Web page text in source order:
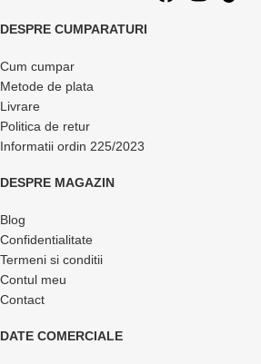
DESPRE CUMPARATURI
Cum cumpar
Metode de plata
Livrare
Politica de retur
Informatii ordin 225/2023
DESPRE MAGAZIN
Blog
Confidentialitate
Termeni si conditii
Contul meu
Contact
DATE COMERCIALE